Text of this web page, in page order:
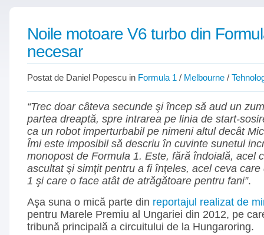
Noile motoare V6 turbo din
necesar
Postat de Daniel Popescu in Formula 1 / Melbourne /
“Trec doar câteva secunde şi încep să aud un
partea dreaptă, spre intrarea pe linia de start-
ca un robot imperturbabil pe nimeni altul decât
Îmi este imposibil să descriu în cuvinte sunetul
monopost de Formula 1. Este, fără îndoială, acel
ascultat şi simţit pentru a fi înţeles, acel ceva
1 şi care o face atât de atrăgătoare pentru fani”.
Aşa suna o mică parte din reportajul realizat de
pentru Marele Premiu al Ungariei din 2012, pe
tribună principală a circuitului de la Hungaroring.